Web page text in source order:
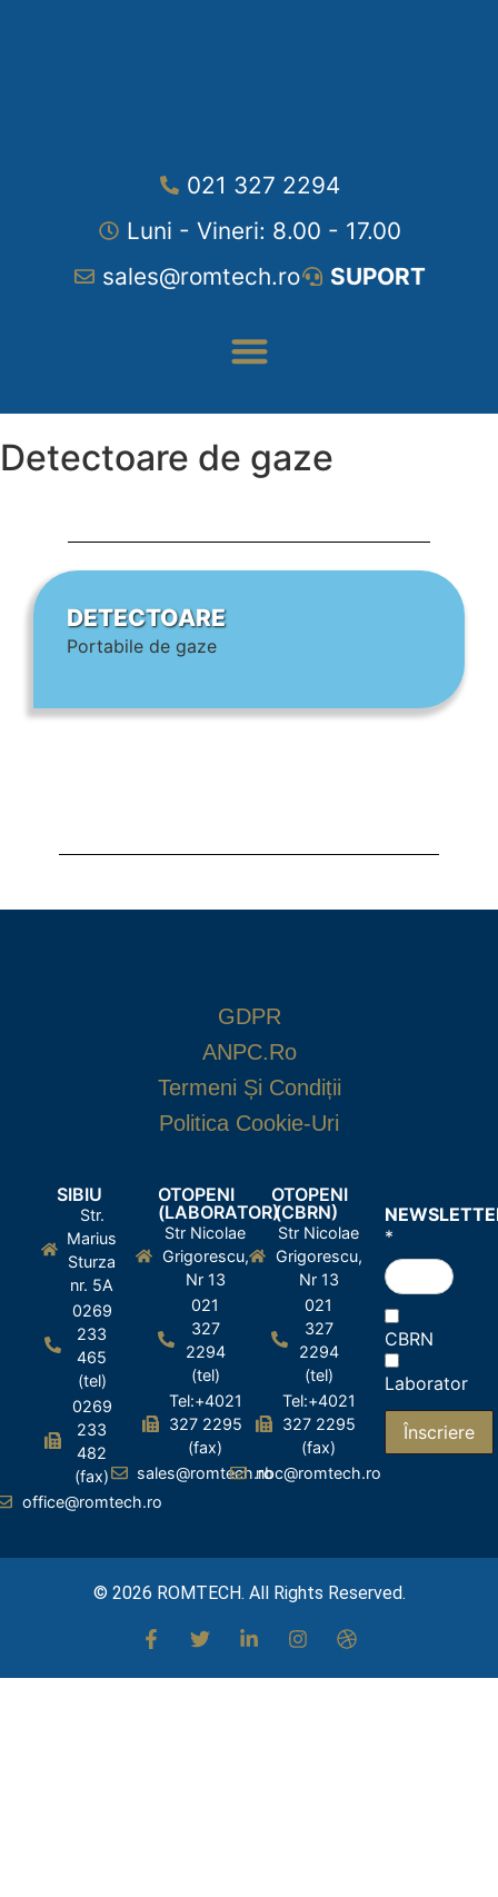
021 327 2294
Luni - Vineri: 8.00 - 17.00
sales@romtech.ro
SUPORT
Detectoare de gaze
DETECTOARE
Portabile de gaze
GDPR
ANPC.ro
Termeni Și Condiții
Politica Cookie-Uri
SIBIU
Str.
Marius
Sturza
nr. 5A
0269
233
465
(tel)
0269
233
482
(fax)
office@romtech.ro
OTOPENI
(LABORATOR)
Str Nicolae
Grigorescu,
Nr 13
021
327
2294
(tel)
Tel:+4021
327 2295
(fax)
sales@romtech.ro
OTOPENI
(CBRN)
Str Nicolae
Grigorescu,
Nr 13
021
327
2294
(tel)
Tel:+4021
327 2295
(fax)
nbc@romtech.ro
*
CBRN
Laborator
© 2026 ROMTECH. All Rights Reserved.